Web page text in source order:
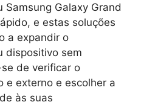
Samsung Galaxy Grand
e estas soluções
a expandir o
dispositivo sem
de verificar o
e externo e escolher a
às suas